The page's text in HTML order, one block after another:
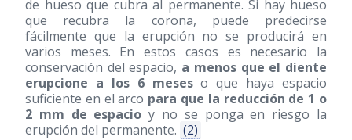
de hueso que cubra al permanente. Si hay hueso
que recubra la corona, puede predecirse
fácilmente que la erupción no se producirá en
varios meses. En estos casos es necesario la
conservación del espacio, a menos que el diente
erupcione a los 6 meseso que haya espacio
suficiente en el arco para que la reducción de 1 o
2 mm de espacio y no se ponga en riesgo la
erupción del permanente. (2)